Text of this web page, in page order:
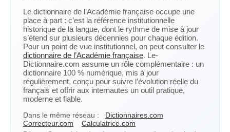
Le dictionnaire de l’Académie française occupe une
place à part : c’est la référence institutionnelle
historique de la langue, dont le rythme de mise à jour
s’étend sur plusieurs décennies pour chaque édition.
Pour un point de vue institutionnel, on peut consulter le
dictionnaire de l’Académie française. Le-
Dictionnaire.com assume un rôle complémentaire : un
dictionnaire 100 % numérique, mis à jour
régulièrement, conçu pour suivre l’évolution réelle du
français et offrir aux internautes un outil pratique,
moderne et fiable.
Dans le même réseau :
Dictionnaires.com
Correcteur.com
Calculatrice.com